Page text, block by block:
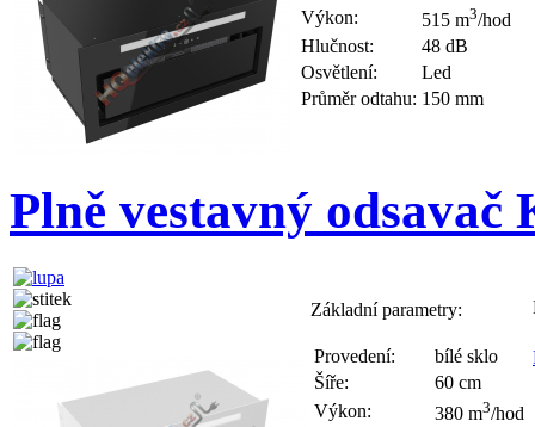
Výkon:
515 m3/hod
Hlučnost:
48 dB
Osvětlení:
Led
Průměr odtahu: 150 mm
Plně vestavný
Základní parametry:
Provedení:
bílé sklo
Šíře:
60 cm
Výkon:
380 m3/hod